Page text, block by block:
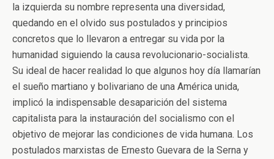
la izquierda su nombre representa una diversidad,
quedando en el olvido sus postulados y principios
concretos que lo llevaron a entregar su vida por la
humanidad siguiendo la causa revolucionario-socialista.
Su ideal de hacer realidad lo que algunos hoy día llamarían
el sueño martiano y bolivariano de una América unida,
implicó la indispensable desaparición del sistema
capitalista para la instauración del socialismo con el
objetivo de mejorar las condiciones de vida humana. Los
postulados marxistas de Ernesto Guevara de la Serna y